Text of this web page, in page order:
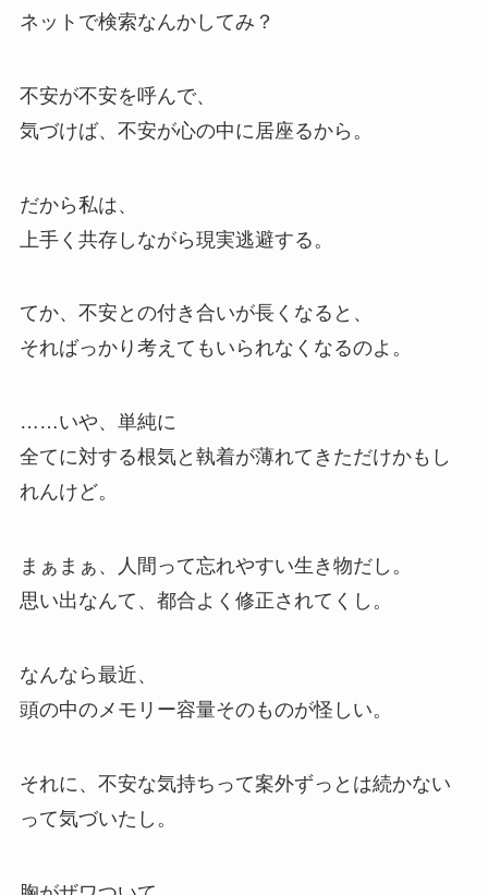
ネットで検索なんかしてみ？
不安が不安を呼んで、
気づけば、不安が心の中に居座るから。
だから私は、
上手く共存しながら現実逃避する。
てか、不安との付き合いが長くなると、
そればっかり考えてもいられなくなるのよ。
……いや、単純に
全てに対する根気と執着が薄れてきただけかもし
れんけど。
まぁまぁ、人間って忘れやすい生き物だし。
思い出なんて、都合よく修正されてくし。
なんなら最近、
頭の中のメモリー容量そのものが怪しい。
それに、不安な気持ちって案外ずっとは続かない
って気づいたし。